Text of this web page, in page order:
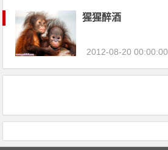
猩猩醉酒
2012-08-20 00:00:00